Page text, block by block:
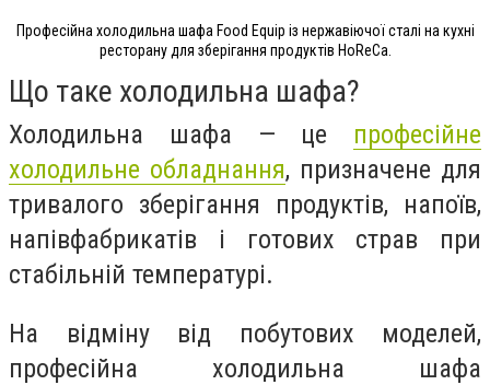
Професійна холодильна шафа Food Equip із нержавіючої сталі на кухні
ресторану для зберігання продуктів HoReCa.
Що таке холодильна шафа?
Холодильна шафа — це професійне
холодильне обладнання, призначене для
тривалого зберігання продуктів, напоїв,
напівфабрикатів і готових страв при
стабільній температурі.
На відміну від побутових моделей,
професійна холодильна шафа